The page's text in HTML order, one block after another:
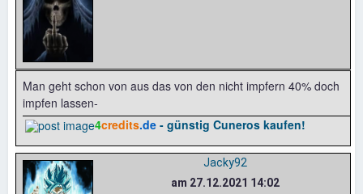
Man geht schon von aus das von den nicht impfern 40% doch
impfen lassen-
4credits.de - günstig Cuneros kaufen!
Jacky92
am 27.12.2021 14:02